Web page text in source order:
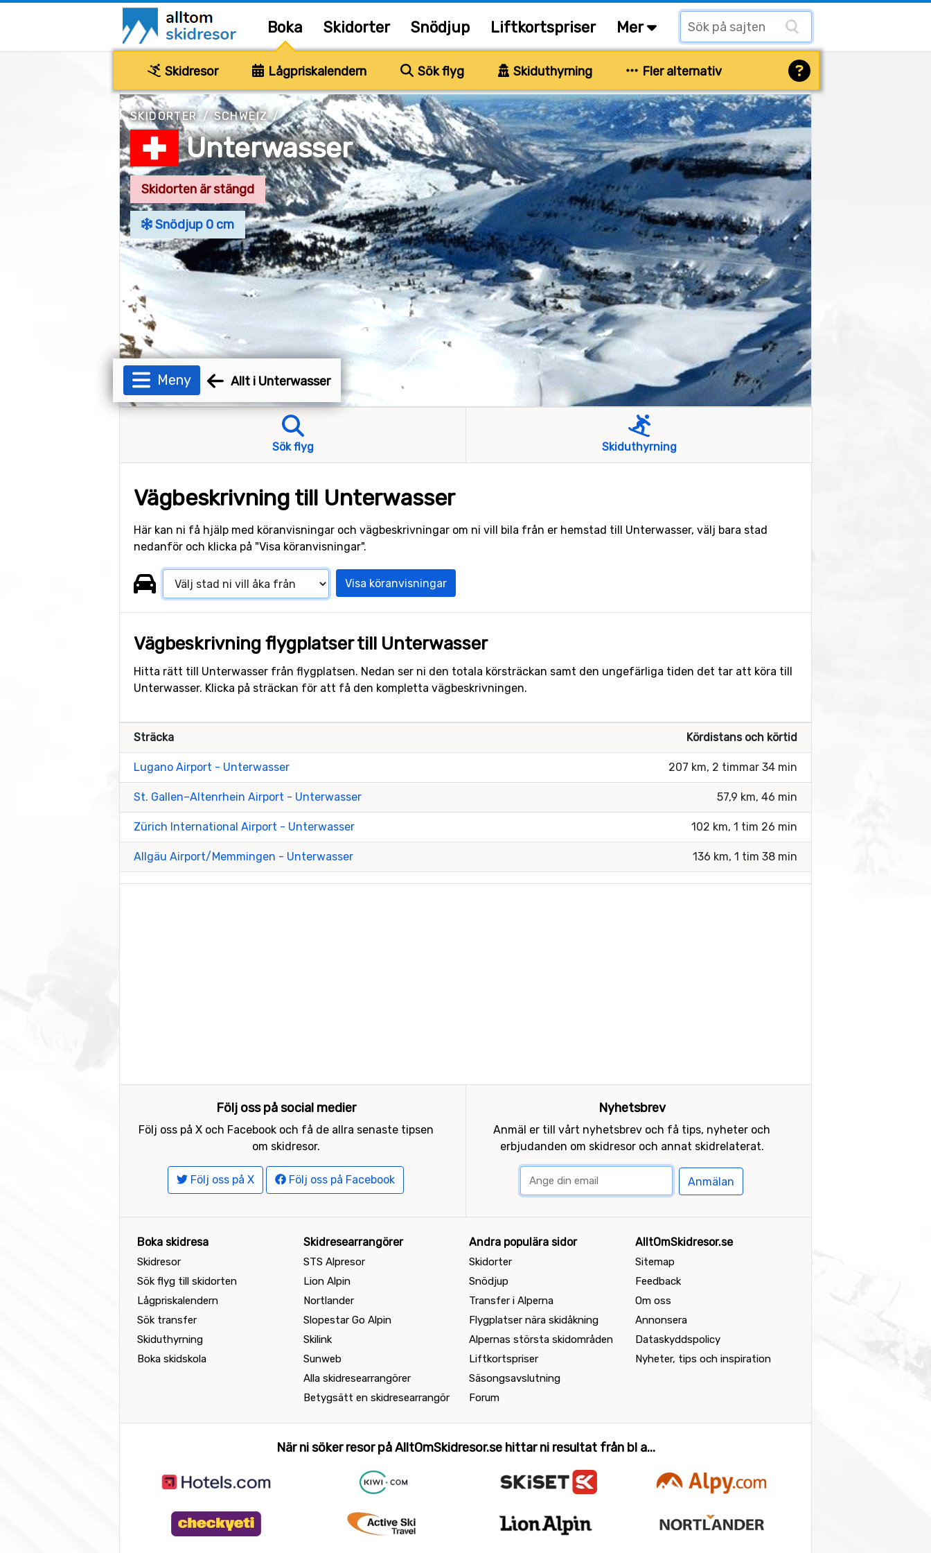
Boka Skidorter Snödjup Liftkortspriser Mer
Skidresor Lågpriskalendern Sök flyg Skiduthyrning Fler alternativ
SKIDORTER/SCHWEIZ/
Unterwasser
Skidorten är stängd
Snödjup 0 cm
Meny Allt i Unterwasser
Sök flyg Skiduthyrning
Vägbeskrivning till Unterwasser
Här kan ni få hjälp med köranvisningar och vägbeskrivningar om ni vill bila från er hemstad till Unterwasser, välj bara stad
nedanför och klicka på "Visa köranvisningar".
Visa köranvisningar
Vägbeskrivning flygplatser till Unterwasser
Hitta rätt till Unterwasser från flygplatsen. Nedan ser ni den totala körsträckan samt den ungefärliga tiden det tar att köra till
Unterwasser. Klicka på sträckan för att få den kompletta vägbeskrivningen.
Sträcka Kördistans och körtid
Lugano Airport - Unterwasser 207 km, 2 timmar 34 min
St. Gallen–Altenrhein Airport - Unterwasser 57,9 km, 46 min
Zürich International Airport - Unterwasser 102 km, 1 tim 26 min
Allgäu Airport/Memmingen - Unterwasser 136 km, 1 tim 38 min
Följ oss på social medier
Följ oss på X och Facebook och få de allra senaste tipsen
om skidresor.
Följ oss på X Följ oss på Facebook
Nyhetsbrev
Anmäl er till vårt nyhetsbrev och få tips, nyheter och
erbjudanden om skidresor och annat skidrelaterat.
Anmälan
Boka skidresa
Skidresor
Sök flyg till skidorten
Lågpriskalendern
Sök transfer
Skiduthyrning
Boka skidskola
Skidresearrangörer
STS Alpresor
Lion Alpin
Nortlander
Slopestar Go Alpin
Skilink
Sunweb
Alla skidresearrangörer
Betygsätt en skidresearrangör
Andra populära sidor
Skidorter
Snödjup
Transfer i Alperna
Flygplatser nära skidåkning
Alpernas största skidområden
Liftkortspriser
Säsongsavslutning
Forum
AlltOmSkidresor.se
Sitemap
Feedback
Om oss
Annonsera
Dataskyddspolicy
Nyheter, tips och inspiration
När ni söker resor på AlltOmSkidresor.se hittar ni resultat från bl a...